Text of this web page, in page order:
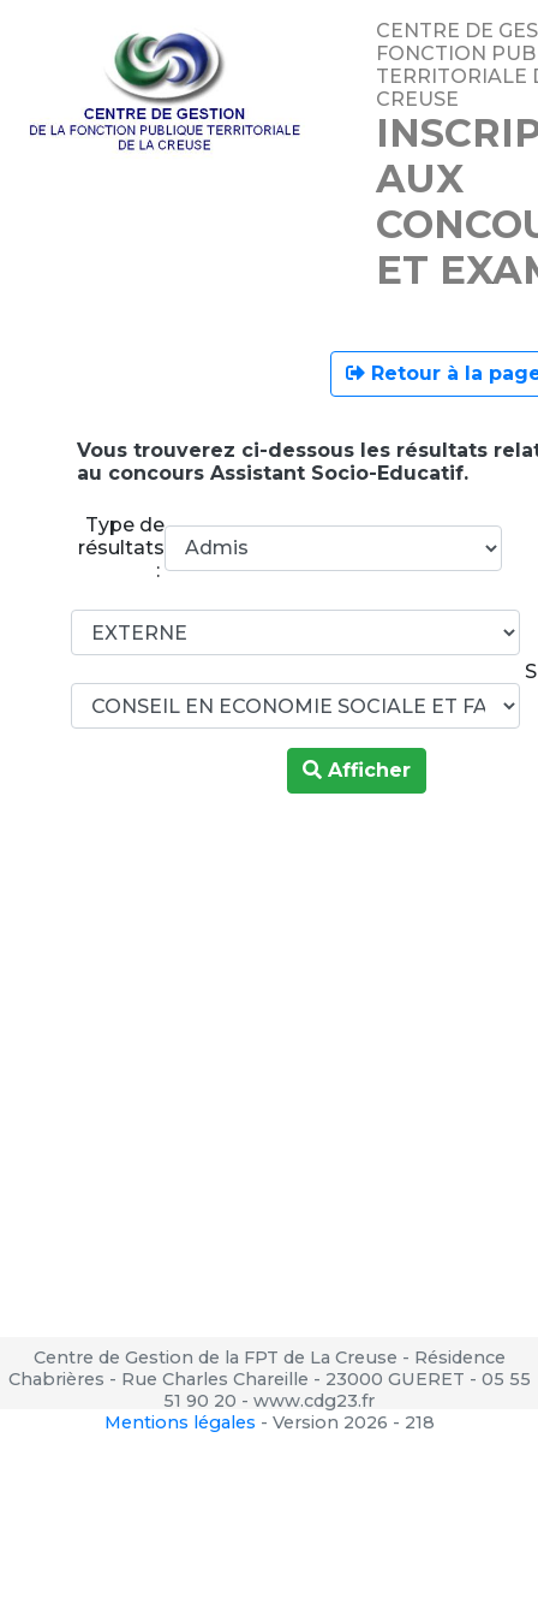
CENTRE DE
FONCTION
TERRITORIALE
CREUSE
AUX
ET
Retour à la
Vous trouverez ci-dessous les résultats
au concours Assistant Socio-Educatif.
Type de
résultats
:
Afficher
Centre de Gestion de la FPT de La Creuse - Résidence
Chabrières - Rue Charles Chareille - 23000 GUERET - 05 55
51 90 20 - www.cdg23.fr
Mentions légales - Version 2026 - 218